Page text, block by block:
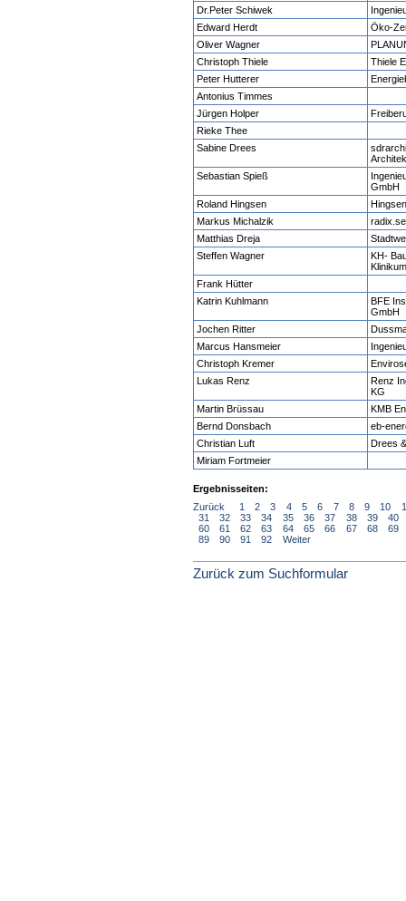
Dr.Peter Schiwek
Edward Herdt
Öko-
Oliver Wagner
Christoph Thiele
Thiele
Peter Hutterer
Antonius Timmes
Jürgen Holper
Rieke Thee
Sabine Drees
Sebastian Spieß
GmbH
Roland Hingsen
Markus Michalzik
Matthias Dreja
Steffen Wagner
KH-
Frank Hütter
Katrin Kuhlmann
BFE
GmbH
Jochen Ritter
Marcus Hansmeier
Christoph Kremer
Lukas Renz
Renz
KG
Martin Brüssau
KMB
Bernd Donsbach
eb-
Christian Luft
Drees
Miriam Fortmeier
Ergebnisseiten:
Zurück
1 2 3 4 5 6 7 8 9 10
31
32 33 34 35 36 37 38 39
40
60
61 62 63 64 65 66 67 68
69
89
90 91 92 Weiter
Zurück zum Suchformular